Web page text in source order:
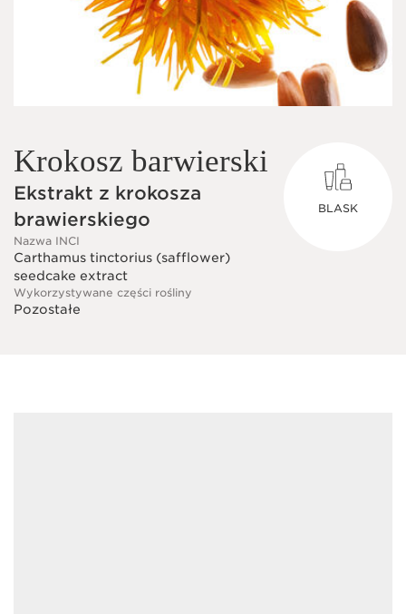
Krokosz barwierski
Ekstrakt z krokosza
brawierskiego
Nazwa INCI
Carthamus tinctorius (safflower)
seedcake extract
Wykorzystywane części rośliny
Pozostałe
BLASK